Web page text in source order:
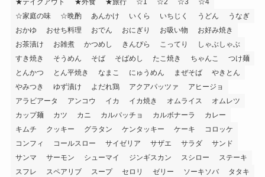
★テイクアウト ★外食 ★旅行 ☆1 ☆2 ☆3
☆4
☆家庭の味
☆晩酌 あんかけ いくら いちじく うどん
うなぎ
おかゆ
おせち料理 おでん おにぎり お吸い物
お好み焼き
お茶漬け
お雑煮 かつめし きんぴら こってり
しゃぶしゃぶ
すき焼き
そうめん そば そばめし たこ焼き ちゃんこ
つけ麺
とんかつ
とん平焼き なまこ にゅうめん まぜそば
やきとん
やみつき
ゆず漬け よだれ鶏 アクアパッツァ
アヒージョ
アラビアータ
アンコウ イカ イカ焼き オムライス
オムレツ
カップ麺
カツ カニ カルパッチョ カルボナーラ
カレー
キムチ
クッキー グラタン ケンタッキー ケーキ
コロッケ
コンフィ
コールスロー サイゼリア サザエ サラダ
サンド
サンマ
サーモン シューマイ ジンギスカン スシロー
ステーキ
スフレ
スペアリブ スープ セロリ ゼリー ソーキソバ
タタキ